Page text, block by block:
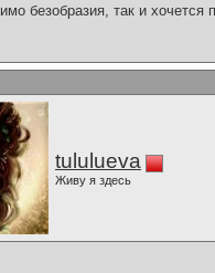
безобразия, так и хочется
tululueva
Живу я здесь